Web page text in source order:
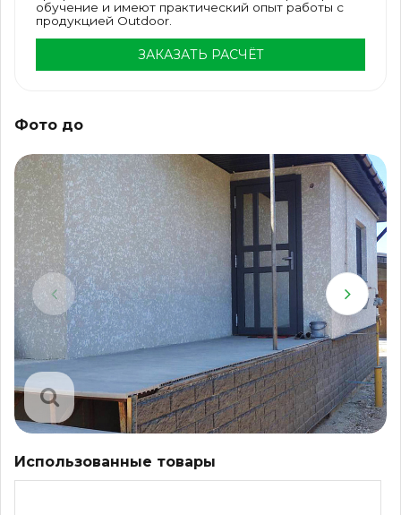
обучение и имеют практический опыт работы с
продукцией Outdoor.
ЗАКАЗАТЬ РАСЧЁТ
Фото до
Использованные товары